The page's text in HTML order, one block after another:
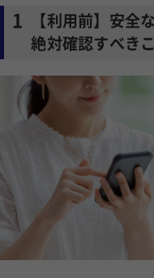
1
【利用前】安全
絶対確認すべき